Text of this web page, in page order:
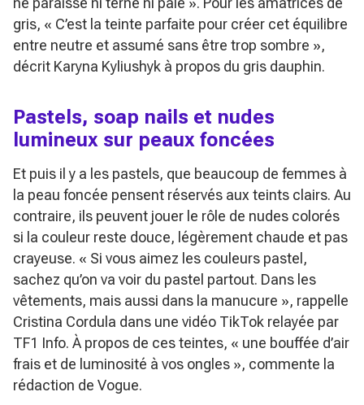
gris, « C’est la teinte parfaite pour créer cet équilibre
entre neutre et assumé sans être trop sombre »,
décrit Karyna Kyliushyk à propos du gris dauphin.
Pastels, soap nails et nudes
lumineux sur peaux foncées
Et puis il y a les pastels, que beaucoup de femmes à
la peau foncée pensent réservés aux teints clairs. Au
contraire, ils peuvent jouer le rôle de nudes colorés
si la couleur reste douce, légèrement chaude et pas
crayeuse. « Si vous aimez les couleurs pastel,
sachez qu’on va voir du pastel partout. Dans les
vêtements, mais aussi dans la manucure », rappelle
Cristina Cordula dans une vidéo TikTok relayée par
TF1 Info. À propos de ces teintes, « une bouffée d’air
frais et de luminosité à vos ongles », commente la
rédaction de Vogue.